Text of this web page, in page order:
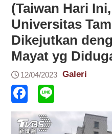
(Taiwan Hari
Universitas
Dikejutkan
Mayat yg
12/04/2023 Galeri